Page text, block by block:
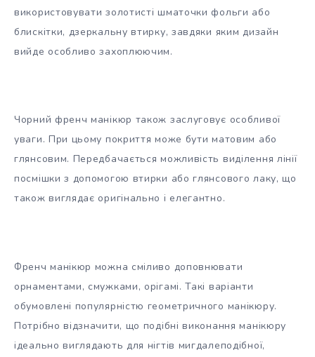
використовувати золотисті шматочки фольги або
блискітки, дзеркальну втирку, завдяки яким дизайн
вийде особливо захоплюючим.
Чорний френч манікюр також заслуговує особливої
уваги. При цьому покриття може бути матовим або
глянсовим. Передбачається можливість виділення лінії
посмішки з допомогою втирки або глянсового лаку, що
також виглядає оригінально і елегантно.
Френч манікюр можна сміливо доповнювати
орнаментами, смужками, орігамі. Такі варіанти
обумовлені популярністю геометричного манікюру.
Потрібно відзначити, що подібні виконання манікюру
ідеально виглядають для нігтів мигдалеподібної,